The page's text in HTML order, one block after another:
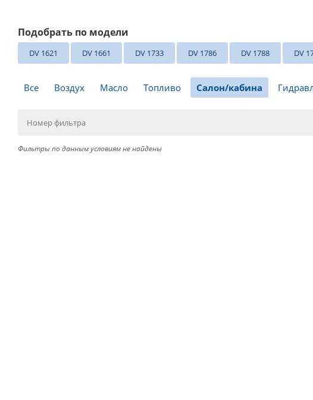
Подобрать по модели
DV 1621 DV 1661 DV 1733 DV 1786 DV 1788 DV
Все Воздух Масло Топливо Салон/кабина
Фильтры по данным условиям не найдены